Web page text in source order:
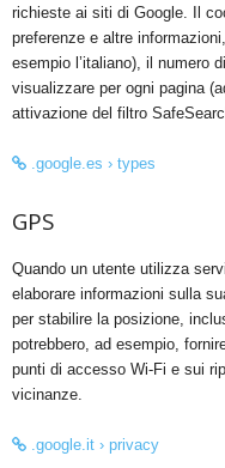
richieste ai siti di Google. Il
preferenze e altre
esempio l’italiano), il numero
visualizzare per ogni pagina
attivazione del filtro
.google.es › types
GPS
Quando un utente utilizza
elaborare informazioni sulla
per stabilire la posizione,
potrebbero, ad esempio,
punti di accesso Wi-Fi e sui
vicinanze.
.google.it › privacy